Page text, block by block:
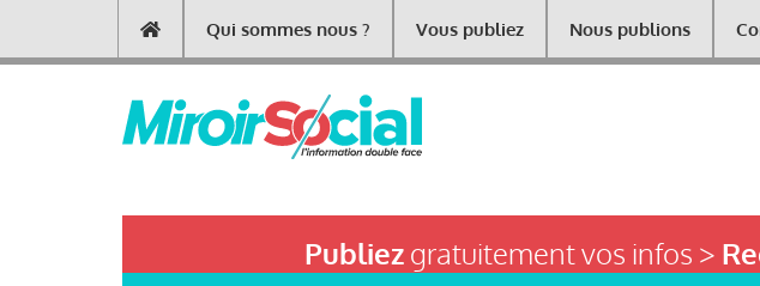
contenu
Main
navigation
Qui sommes nous ? Vous publiez Nous publions
Publiezgratuitement vos infos >